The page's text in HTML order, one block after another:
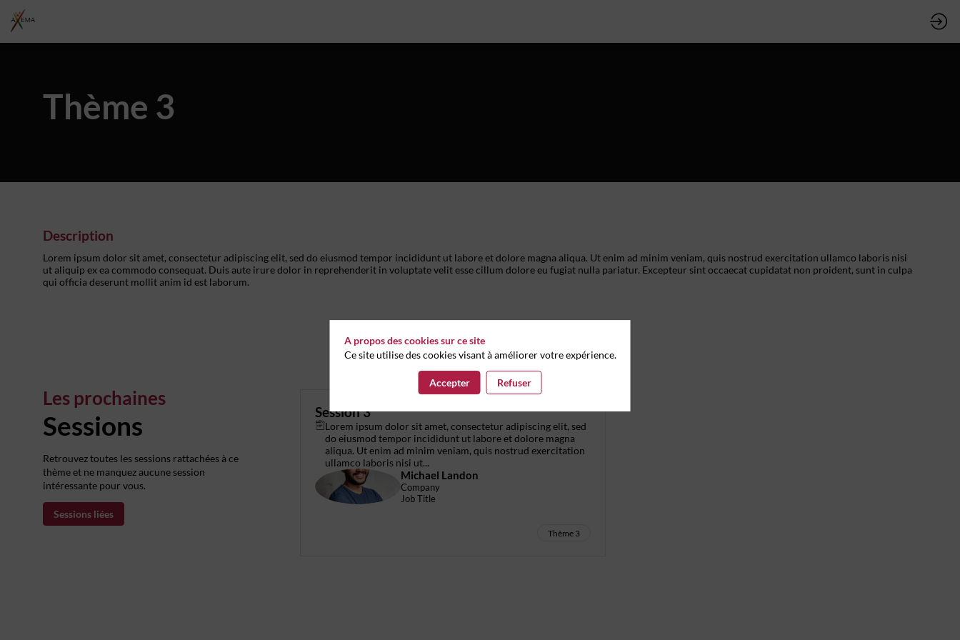
Thème 3
Description
Lorem ipsum dolor sit amet, consectetur adipiscing elit, sed do eiusmod tempor incididunt ut labore et dolore magna aliqua. Ut enim ad minim veniam, quis nostrud exercitation ullamco laboris nisi
ut aliquip ex ea commodo consequat. Duis aute irure dolor in reprehenderit in voluptate velit esse cillum dolore eu fugiat nulla pariatur. Excepteur sint occaecat cupidatat non proident, sunt in culpa
qui officia deserunt mollit anim id est laborum.
Les prochaines
Sessions
Retrouvez toutes les sessions rattachées à ce
thème et ne manquez aucune session
intéressante pour vous.
Sessions liées
Session 3
Lorem ipsum dolor sit amet, consectetur adipiscing elit, sed
do eiusmod tempor incididunt ut labore et dolore magna
aliqua. Ut enim ad minim veniam, quis nostrud exercitation
ullamco laboris nisi ut...
ML
Michael Landon
Company
Job Title
Thème 3
A propos des cookies sur ce site
Ce site utilise des cookies visant à améliorer votre expérience.
Accepter Refuser